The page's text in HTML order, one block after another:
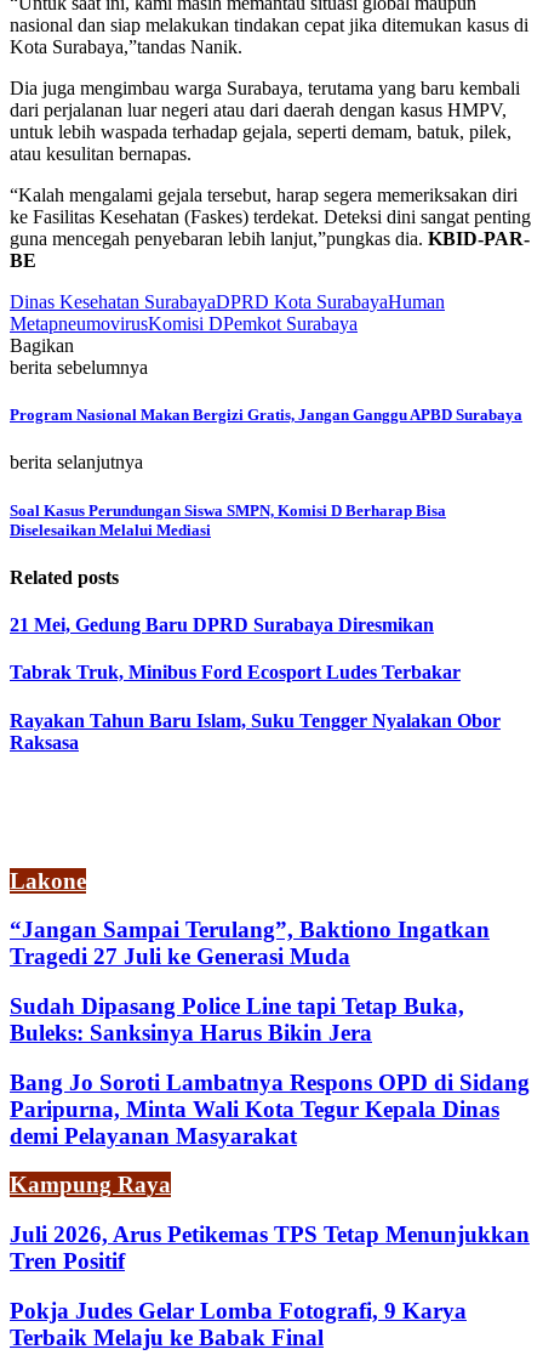
nasional dan siap melakukan tindakan cepat jika ditemukan kasus di
Kota Surabaya,”tandas Nanik.
Dia juga mengimbau warga Surabaya, terutama yang baru kembali
dari perjalanan luar negeri atau dari daerah dengan kasus HMPV,
untuk lebih waspada terhadap gejala, seperti demam, batuk, pilek,
atau kesulitan bernapas.
“Kalah mengalami gejala tersebut, harap segera memeriksakan diri
ke Fasilitas Kesehatan (Faskes) terdekat. Deteksi dini sangat penting
guna mencegah penyebaran lebih lanjut,”pungkas dia. KBID-PAR-
BE
Dinas Kesehatan SurabayaDPRD Kota SurabayaHuman
MetapneumovirusKomisi DPemkot Surabaya
Bagikan
berita sebelumnya
Program Nasional Makan Bergizi Gratis, Jangan Ganggu APBD Surabaya
berita selanjutnya
Soal Kasus Perundungan Siswa SMPN, Komisi D Berharap Bisa
Diselesaikan Melalui Mediasi
Related posts
21 Mei, Gedung Baru DPRD Surabaya Diresmikan
Tabrak Truk, Minibus Ford Ecosport Ludes Terbakar
Rayakan Tahun Baru Islam, Suku Tengger Nyalakan Obor
Raksasa
Lakone
“Jangan Sampai Terulang”, Baktiono Ingatkan
Tragedi 27 Juli ke Generasi Muda
Sudah Dipasang Police Line tapi Tetap Buka,
Buleks: Sanksinya Harus Bikin Jera
Bang Jo Soroti Lambatnya Respons OPD di Sidang
Paripurna, Minta Wali Kota Tegur Kepala Dinas
demi Pelayanan Masyarakat
Kampung Raya
Juli 2026, Arus Petikemas TPS Tetap Menunjukkan
Tren Positif
Pokja Judes Gelar Lomba Fotografi, 9 Karya
Terbaik Melaju ke Babak Final